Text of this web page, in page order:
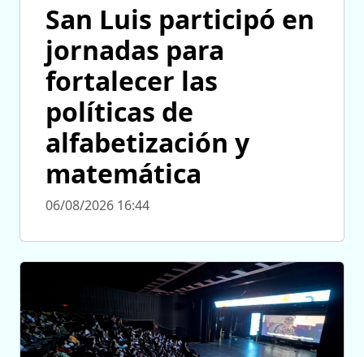
San Luis participó en
jornadas para
fortalecer las
políticas de
alfabetización y
matemática
06/08/2026 16:44